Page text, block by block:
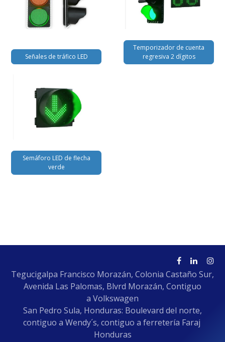
Señales de tráfico LED
Temporizador de cuenta
regresiva 2 dígitos
Semáforo LED de flecha
verde
Tegucigalpa Francisco Morazán, Colonia Castaño Sur,
Avenida Las Palomas, Blvrd Morazán, Contiguo
a Volkswagen
San Pedro Sula, Honduras: Boulevard del norte,
contiguo a Wendy´s, contiguo a ferretería Faraj
Honduras